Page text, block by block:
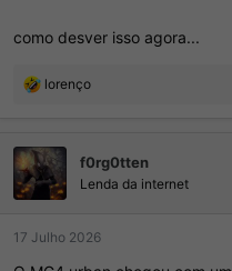
como desver isso agora...
R
õ
e
s
lorenço
f0rg0tten
Lenda da internet
17 Julho 2026